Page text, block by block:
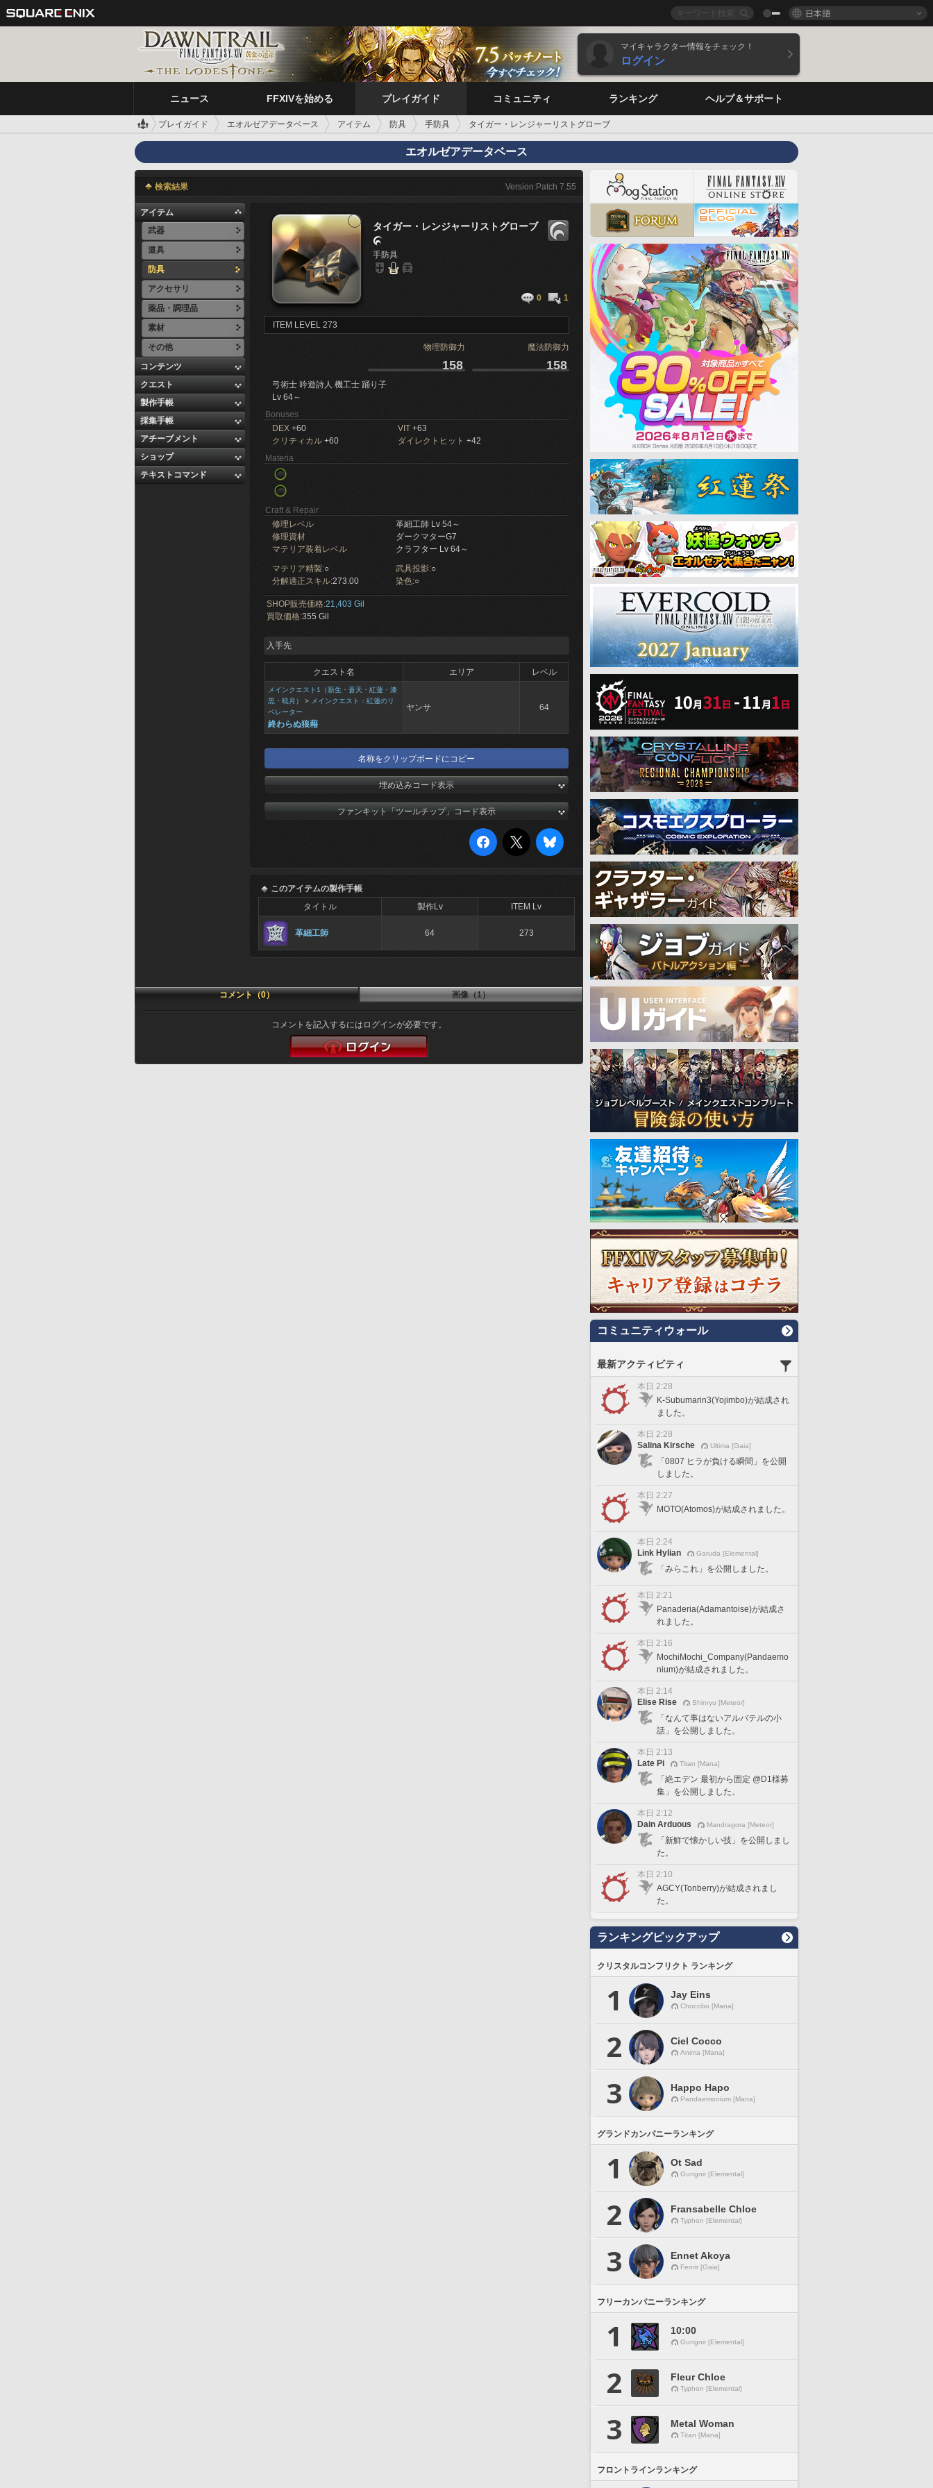
日本語
マイキャラクター情報をチェック！
ログイン
ニュース FFXIVを始める プレイガイド コミュニティ ランキング ヘルプ＆サポート
プレイガイド エオルゼアデータベース アイテム 防具 手防具 タイガー・レンジャーリストグローブ
エオルゼアデータベース
検索結果 Version:Patch 7.55
アイテム
武器
道具
防具
アクセサリ
薬品・調理品
素材
その他
コンテンツ
クエスト
製作手帳
採集手帳
アチーブメント
ショップ
テキストコマンド
タイガー・レンジャーリストグローブ

手防具
0 1
ITEM LEVEL 273
物理防御力 魔法防御力
158 158
弓術士 吟遊詩人 機工士 踊り子
Lv 64～
Bonuses
DEX +60 VIT +63
クリティカル +60 ダイレクトヒット +42
Materia
Craft & Repair
修理レベル
革細工師 Lv 54～
修理資材
ダークマターG7
マテリア装着レベル
クラフター Lv 64～
マテリア精製:○ 武具投影:○
分解適正スキル:273.00 染色:○
SHOP販売価格:21,403 Gil
買取価格:355 Gil
入手先
クエスト名 エリア レベル
メインクエスト1（新生・蒼天・紅蓮・漆
黒・暁月）
> メインクエスト：紅蓮のリ
ベレーター
終わらぬ狼藉
ヤンサ 64
名称をクリップボードにコピー
埋め込みコード表示
ファンキット「ツールチップ」コード表示
このアイテムの製作手帳
タイトル
製作Lv ITEM Lv
革細工師 64 273
コメント（0） 画像（1）
コメントを記入するにはログインが必要です。
コミュニティウォール
最新アクティビティ
本日 2:28
K-Subumarin3(Yojimbo)が結成され
ました。
本日 2:28
Salina Kirsche
Ultima [Gaia]
「0807 ヒラが負ける瞬間」を公開
しました。
本日 2:27
MOTO(Atomos)が結成されました。
本日 2:24
Link Hylian
Garuda [Elemental]
「みらこれ」を公開しました。
本日 2:21
Panaderia(Adamantoise)が結成さ
れました。
本日 2:16
MochiMochi_Company(Pandaemo
nium)が結成されました。
本日 2:14
Elise Rise
Shinryu [Meteor]
「なんて事はないアルバテルの小
話」を公開しました。
本日 2:13
Late Pi
Titan [Mana]
「絶エデン 最初から固定 @D1様募
集」を公開しました。
本日 2:12
Dain Arduous
Mandragora [Meteor]
「新鮮で懐かしい技」を公開しまし
た。
本日 2:10
AGCY(Tonberry)が結成されまし
た。
ランキングピックアップ
クリスタルコンフリクト ランキング
1 Jay Eins
Chocobo [Mana]
2 Ciel Cocco
Anima [Mana]
3 Happo Hapo
Pandaemonium [Mana]
グランドカンパニーランキング
1 Ot Sad
Gungnir [Elemental]
2 Fransabelle Chloe
Typhon [Elemental]
3 Ennet Akoya
Fenrir [Gaia]
フリーカンパニーランキング
1 10:00
Gungnir [Elemental]
2 Fleur Chloe
Typhon [Elemental]
3 Metal Woman
Titan [Mana]
フロントラインランキング